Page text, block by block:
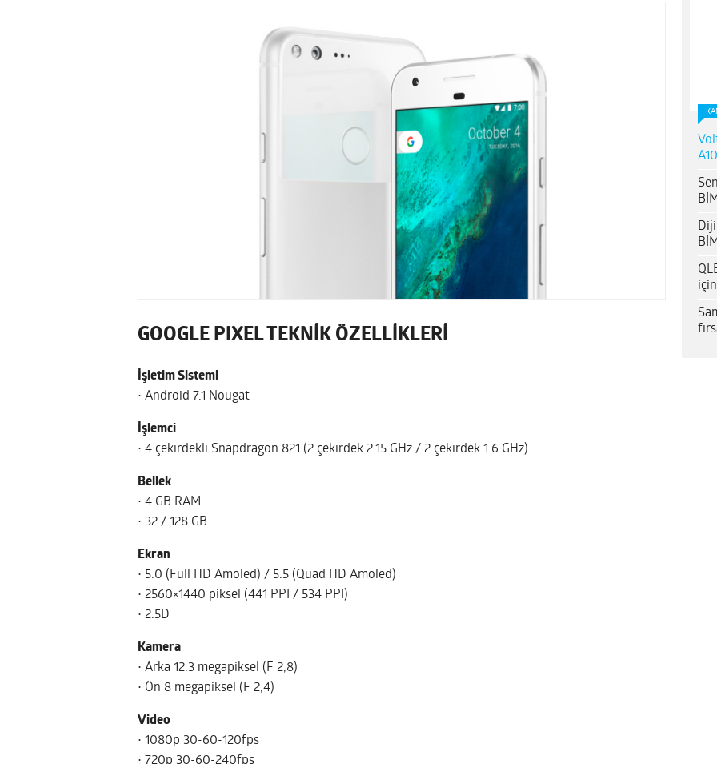
GOOGLE PIXEL TEKNİK ÖZELLİKLERİ
İşletim Sistemi
• Android 7.1 Nougat
İşlemci
• 4 çekirdekli Snapdragon 821 (2 çekirdek 2.15 GHz / 2 çekirdek 1.6 GHz)
Bellek
• 4 GB RAM
• 32 / 128 GB
Ekran
• 5.0 (Full HD Amoled) / 5.5 (Quad HD Amoled)
• 2560×1440 piksel (441 PPI / 534 PPI)
• 2.5D
Kamera
• Arka 12.3 megapiksel (F 2,8)
• Ön 8 megapiksel (F 2,4)
Video
• 1080p 30-60-120fps
• 720p 30-60-240fps